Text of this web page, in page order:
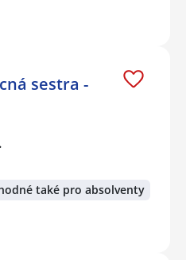
sestra -
také pro absolventy